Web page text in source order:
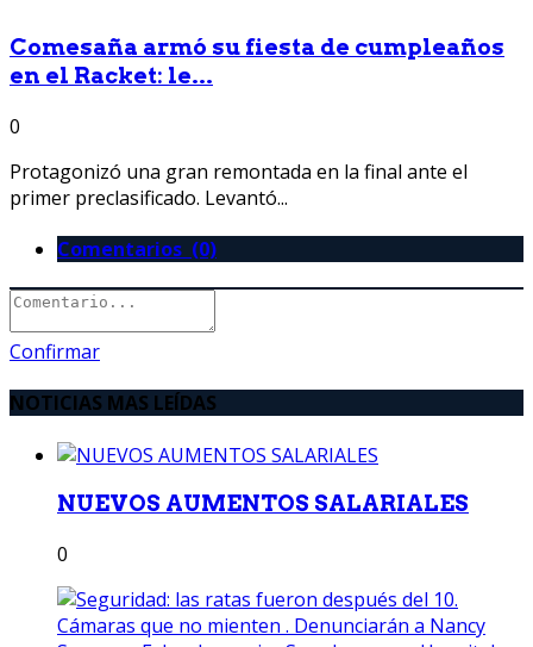
Comesaña armó su fiesta de cumpleaños
en el Racket: le...
0
Protagonizó una gran remontada en la final ante el
primer preclasificado. Levantó...
Comentarios (0)
Confirmar
NOTICIAS MAS LEÍDAS
NUEVOS AUMENTOS SALARIALES
0